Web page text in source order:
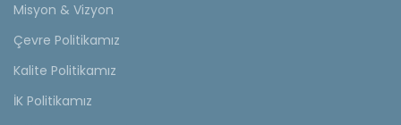
Misyon & Vizyon
Çevre Politikamız
Kalite Politikamız
İK Politikamız